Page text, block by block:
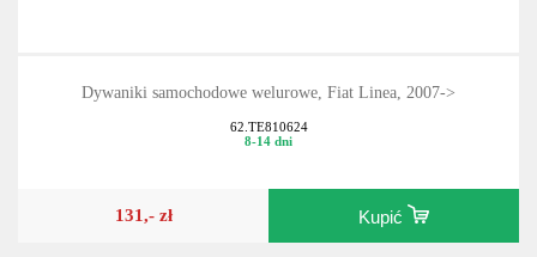
Dywaniki samochodowe welurowe, Fiat Linea, 2007->
62.TE810624
8-14 dni
131,- zł Kupić